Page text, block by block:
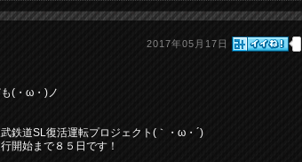
2017年05月17日
も(・ω・)ノ
鉄道SL復活運転プロジェクト(｀・ω・´)
開始まで８５日です！